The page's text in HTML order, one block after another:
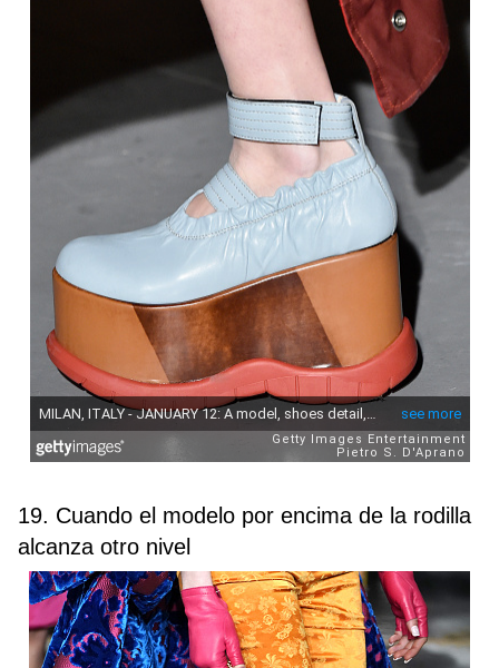
19. Cuando el modelo por encima de la rodilla
alcanza otro nivel